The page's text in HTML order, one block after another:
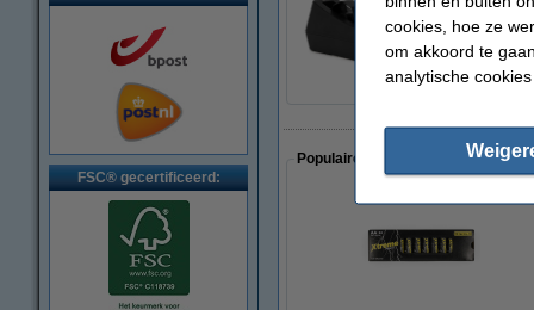
FSC® gecertificeerd:
123inkt
Populaire artikelen van klanten
cookies, hoe ze
om akkoord te
analytische